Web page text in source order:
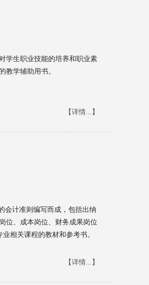
学生职业技能的培养和职业素
教学辅助用书。
【详情...】
会计准则编写而成，包括出纳
位、成本岗位、财务成果岗位
相关课程的教材和参考书。
【详情...】